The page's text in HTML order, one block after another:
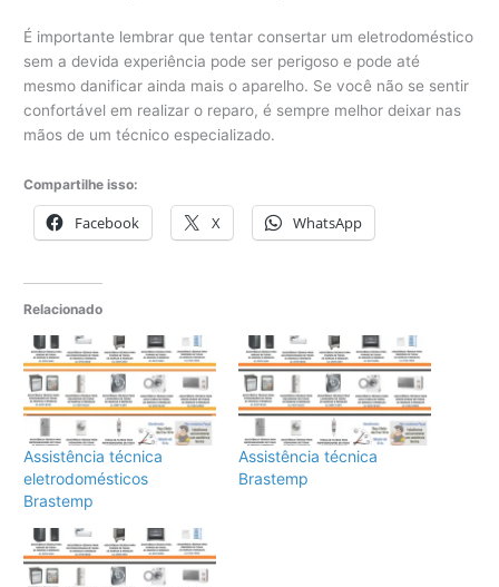
É importante lembrar que tentar consertar um eletrodoméstico
sem a devida experiência pode ser perigoso e pode até
mesmo danificar ainda mais o aparelho. Se você não se sentir
confortável em realizar o reparo, é sempre melhor deixar nas
mãos de um técnico especializado.
Compartilhe isso:
Facebook X WhatsApp
Relacionado
Assistência técnica
eletrodomésticos
Brastemp
Assistência técnica
Brastemp